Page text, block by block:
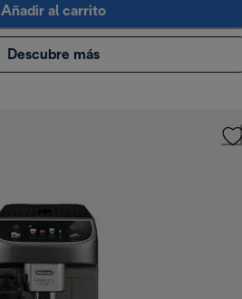
Añadir al carrito
Descubre más